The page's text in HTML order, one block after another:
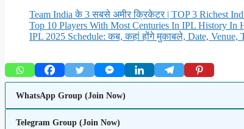
Team India के 3 सबसे अमीर क्रिकेटर | TOP 3 Richest
Top 10 Players With Most Centuries In IPL History In
IPL 2025 Schedule: कब, कहां होंगे मुकाबले, Date, Venue,
WhatsApp Group (Join Now)
Telegram Group (Join Now)